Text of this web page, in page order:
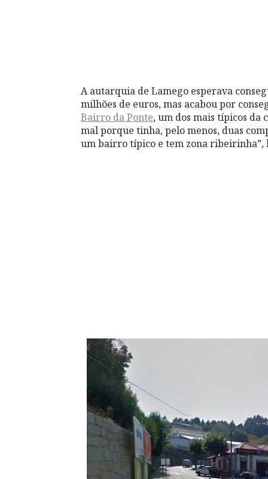
A autarquia de Lamego esperava
milhões de euros, mas acabou por
Bairro da Ponte, um dos mais típicos da
mal porque tinha, pelo menos, duas
um bairro típico e tem zona ribeirinha”,